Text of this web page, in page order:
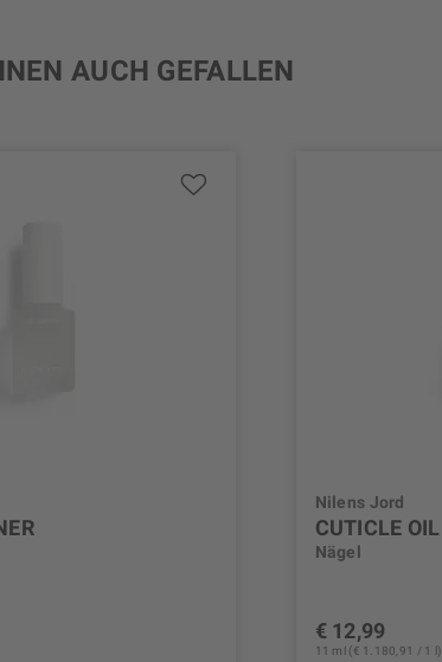
AUCH GEFALLEN
Nilens Jord
CUTICLE OIL
Nägel
€ 12,99
11 ml (€ 1.180,91 / 1 l)